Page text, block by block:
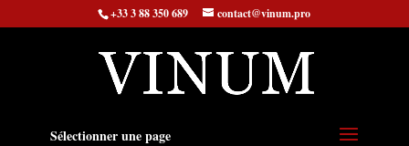
+33 3 88 350 689 contact@vinum.pro
Sélectionner une page